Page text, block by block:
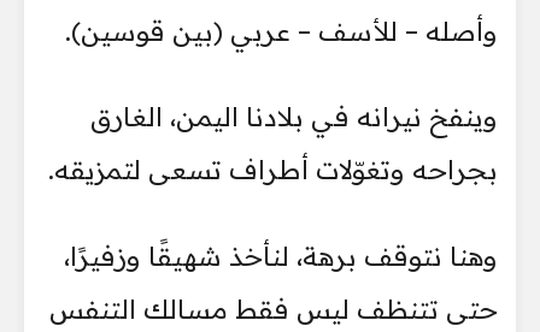
وأصله – للأسف – عربي (بين قوسين).
وينفخ نيرانه في بلادنا اليمن، الغارق
بجراحه وتغوّلات أطراف تسعى لتمزيقه.
وهنا نتوقف برهة، لنأخذ شهيقًا وزفيرًا،
حتى تتنظف ليس فقط مسالك التنفس